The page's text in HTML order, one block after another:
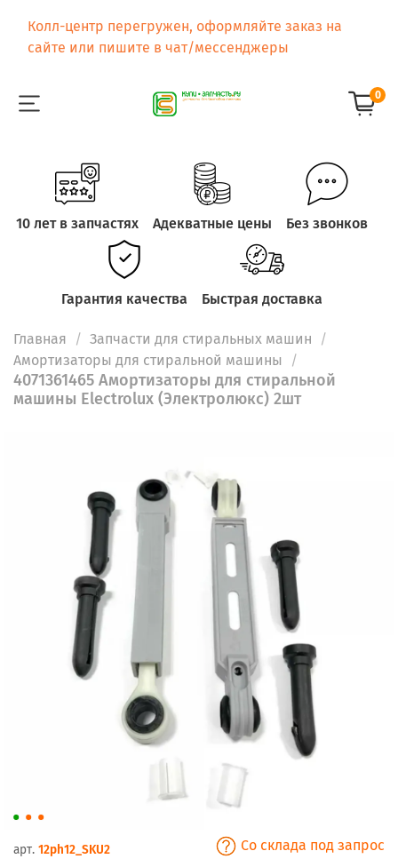
Колл-центр перегружен, оформляйте заказ на
сайте или пишите в чат/мессенджеры
0
10 лет в запчастях Адекватные цены Без звонков
Гарантия качества Быстрая доставка
Главная
Запчасти для стиральных машин
Амортизаторы для стиральной машины
4071361465 Амортизаторы для стиральной
машины Electrolux (Электролюкс) 2шт
арт. 12ph12_SKU2 Со склада под запрос